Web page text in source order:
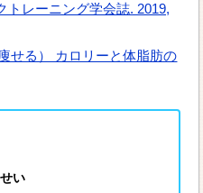
トレーニング学会誌. 2019,
せる） カロリーと体脂肪の
い